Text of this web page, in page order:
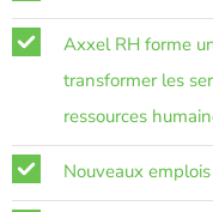
Axxel RH forme
transformer les
ressources
Nouveaux